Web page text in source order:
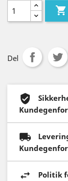

Del
Politik